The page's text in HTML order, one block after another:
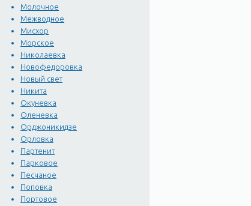
Молочное
Межводное
Мисхор
Морское
Николаевка
Новофедоровка
Новый свет
Никита
Окуневка
Оленевка
Орджоникидзе
Орловка
Партенит
Парковое
Песчаное
Поповка
Портовое